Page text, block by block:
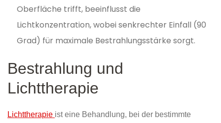
Oberfläche trifft, beeinflusst die
Lichtkonzentration, wobei senkrechter Einfall (90
Grad) für maximale Bestrahlungsstärke sorgt.
Bestrahlung und
Lichttherapie
Lichttherapie ist eine Behandlung, bei der bestimmte